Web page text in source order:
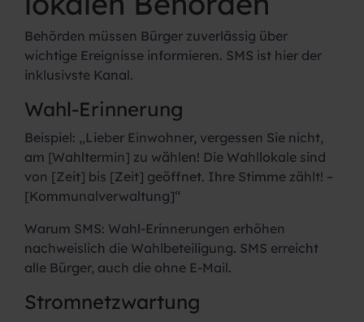
Behörden müssen Bürger zuverlässig über
wichtige Ereignisse informieren. SMS ist hier der
inklusivste Kanal.
Wahl-Erinnerung
Beispiel: „Lieber Einwohner, vergessen Sie nicht,
am [Wahltermin] zu wählen! Die Wahllokale sind
von [Zeit] bis [Zeit] geöffnet. Ihre Stimme zählt! –
[Kommunalverwaltung]“
Warum SMS: Wahl-Erinnerungen erhöhen
nachweislich die Wahlbeteiligung. SMS erreicht
alle Bürger, auch die ohne E-Mail.
Stromnetzwartung